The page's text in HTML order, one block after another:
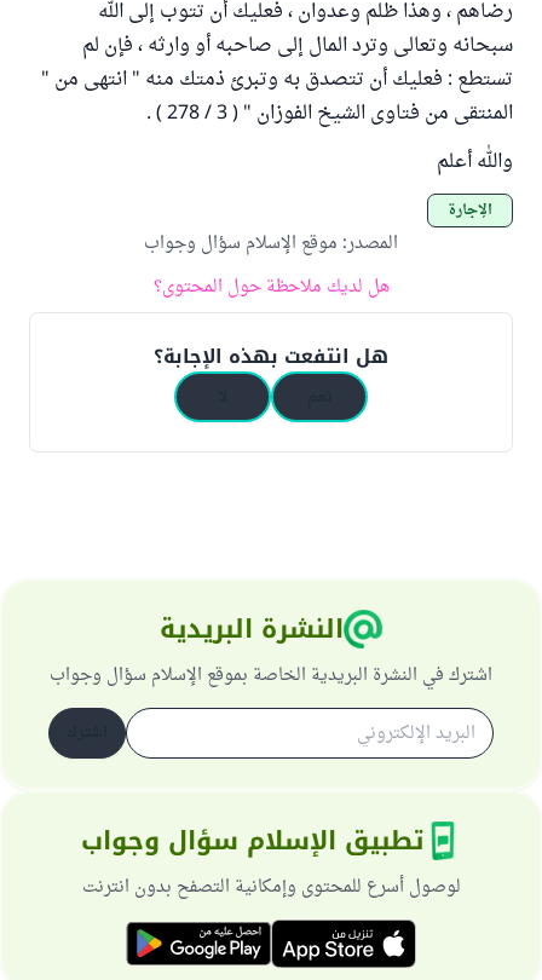
رضاهم ، وهذا ظلم وعدوان ، فعليك أن تتوب إلى الله
سبحانه وتعالى وترد المال إلى صاحبه أو وارثه ، فإن لم
تستطع : فعليك أن تتصدق به وتبرئ ذمتك منه " انتهى من "
المنتقى من فتاوى الشيخ الفوزان " ( 3 / 278 ) .
والله أعلم
الإجارة
المصدر: موقع الإسلام سؤال وجواب
هل لديك ملاحظة حول المحتوى؟
هل انتفعت بهذه الإجابة؟
النشرة البريدية
اشترك في النشرة البريدية الخاصة بموقع الإسلام سؤال وجواب
تطبيق الإسلام سؤال وجواب
لوصول أسرع للمحتوى وإمكانية التصفح بدون انترنت